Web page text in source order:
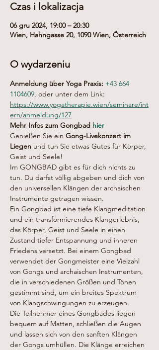
Czas i lokalizacja
06 gru 2024, 19:00 – 20:30
Wien, Hahngasse 20, 1090 Wien, Österreich
O wydarzeniu
Anmeldung über Yoga Praxis: +43 664
1104609, oder unter dem Link:
https://www.yogatherapie.wien/seminare/int
ern/anmeldung/127
Mehr Infos zum Gongbad hier
Genießen Sie ein Gong-Livekonzert im
Liegen und tun Sie etwas Gutes für Körper,
Geist und Seele!
Im GONGBAD gibt es für dich nichts zu
tun. Du darfst völlig abgeben und dich von
den universellen Klängen der archaischen
Instrumente getragen wissen.
Ein Gongbad ist eine tiefe Klangmeditation
und ein transformierendes Klangerlebnis,
das Körper, Geist und Seele in einen
Zustand tiefer Entspannung und inneren
Friedens versetzt. Bei einem Gongbad
verwendet der Gongmeister eine Vielzahl
von Gongs und archaischen Instrumenten,
die in verschiedenen Größen und Tönen
gestimmt sind, um ein breites Spektrum
von Klangschwingungen zu erzeugen.
Die Teilnehmer eines Gongbades liegen
bequem auf Matten, schließen die Augen
und lassen sich von den sanften Klängen
der Gongs umhüllen. Die Klänge erreichen